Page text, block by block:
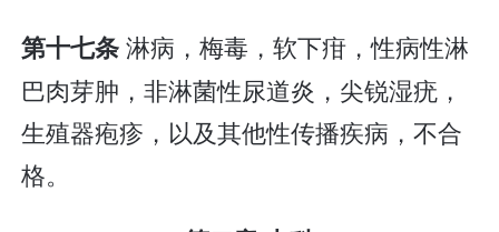
第十七条淋病，梅毒，软下疳，性病性淋
巴肉芽肿，非淋菌性尿道炎，尖锐湿疣，
生殖器疱疹，以及其他性传播疾病，不合
格。